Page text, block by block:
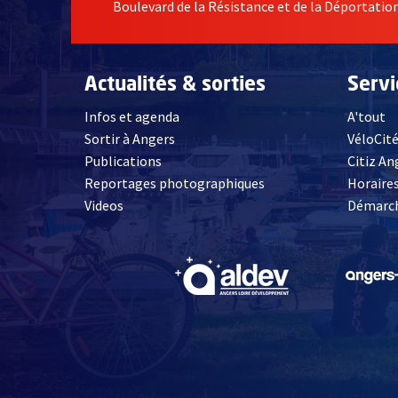
Boulevard de la Résistance et de la Déportation
Actualités & sorties
Infos et agenda
Sortir à Angers
Publications
Reportages photographiques
Videos, Ouvre une nouvelle fenêtre
A'tout
VéloCité
Citiz
, Ouvre une